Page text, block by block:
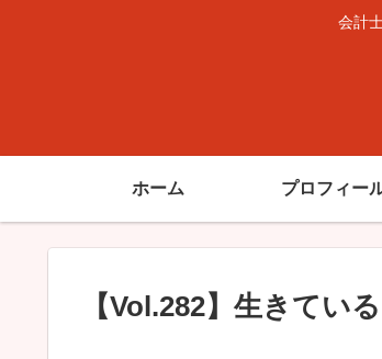
会計
ホーム プロフィー
【Vol.282】生きてい